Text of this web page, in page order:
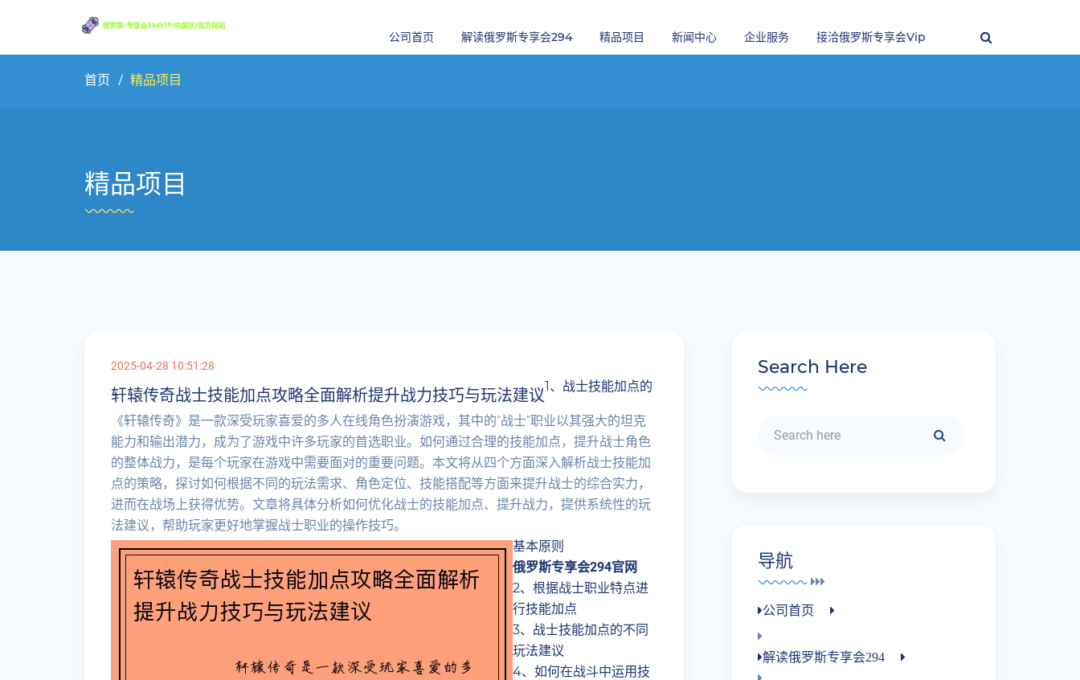
公司首页 解读俄罗斯专享会294 精品项目 新闻中心 企业服务 接洽俄罗斯专享会vip
首页 精品项目
精品项目
2025-04-28 10:51:28
轩辕传奇战士技能加点攻略全面解析提升战力技巧与玩法建议
《轩辕传奇》是一款深受玩家喜爱的多人在线角色扮演游戏，其中的“战士”职业以其强大的坦克
能力和输出潜力，成为了游戏中许多玩家的首选职业。如何通过合理的技能加点，提升战士角色
的整体战力，是每个玩家在游戏中需要面对的重要问题。本文将从四个方面深入解析战士技能加
点的策略，探讨如何根据不同的玩法需求、角色定位、技能搭配等方面来提升战士的综合实力，
进而在战场上获得优势。文章将具体分析如何优化战士的技能加点、提升战力，提供系统性的玩
法建议，帮助玩家更好地掌握战士职业的操作技巧。
1、战士技能加点的
基本原则
俄罗斯专享会294官网
2、根据战士职业特点进
行技能加点
3、战士技能加点的不同
玩法建议
4、如何在战斗中运用技
Search Here
导航
公司首页
解读俄罗斯专享会294